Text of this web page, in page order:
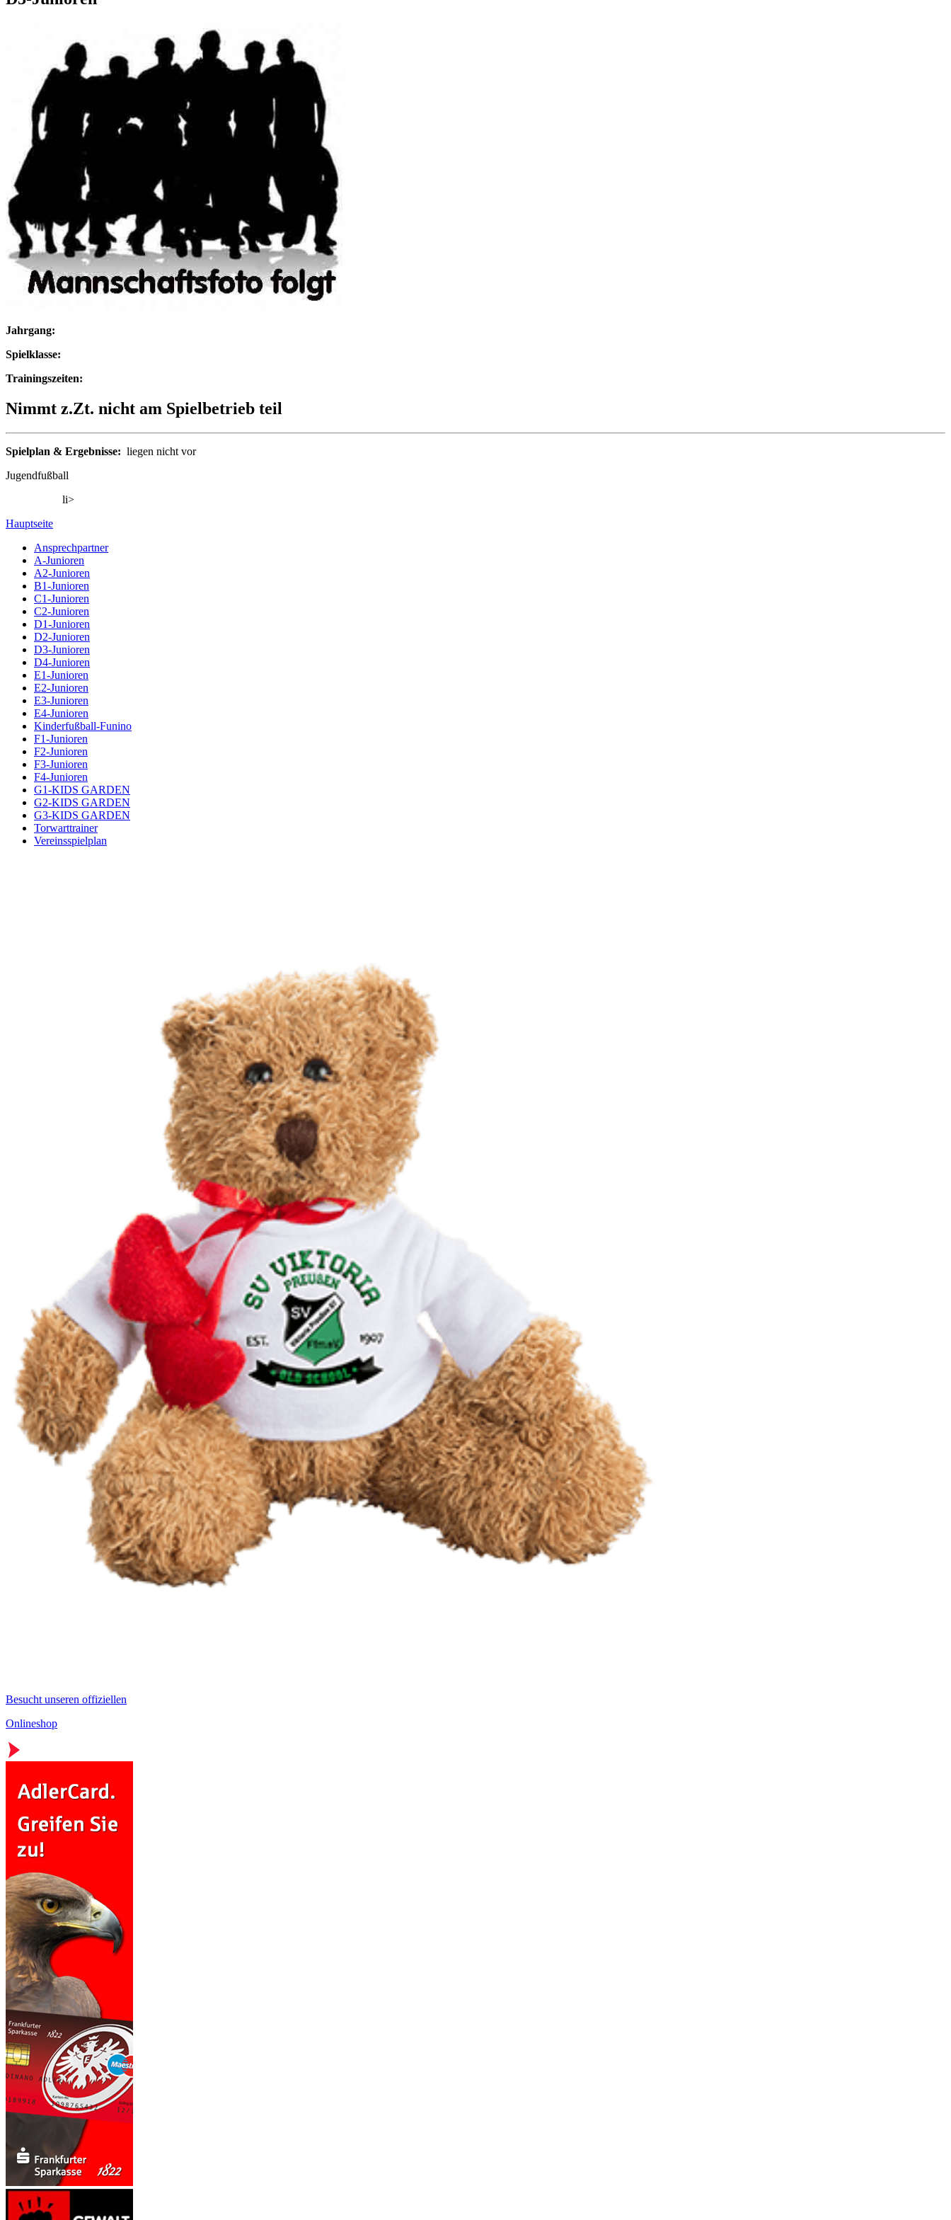
Jahrgang:
Spielklasse:
Trainingszeiten:
Nimmt z.Zt. nicht am Spielbetrieb teil
Spielplan & Ergebnisse: liegen nicht vor
Jugendfußball
li>
Hauptseite
Ansprechpartner
A-Junioren
A2-Junioren
B1-Junioren
C1-Junioren
C2-Junioren
D1-Junioren
D2-Junioren
D3-Junioren
D4-Junioren
E1-Junioren
E2-Junioren
E3-Junioren
E4-Junioren
Kinderfußball-Funino
F1-Junioren
F2-Junioren
F3-Junioren
F4-Junioren
G1-KIDS GARDEN
G2-KIDS GARDEN
G3-KIDS GARDEN
Torwarttrainer
Vereinsspielplan
Besucht unseren offiziellen
Onlineshop